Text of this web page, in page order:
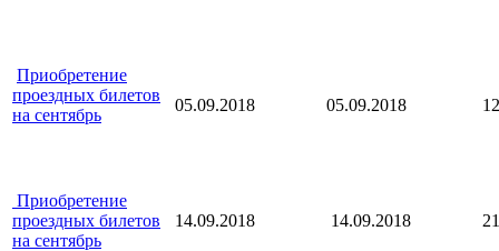
Приобретение
проездных билетов
на сентябрь
05.09.2018 05.09.2018
Приобретение
проездных билетов
на сентябрь
14.09.2018 14.09.2018